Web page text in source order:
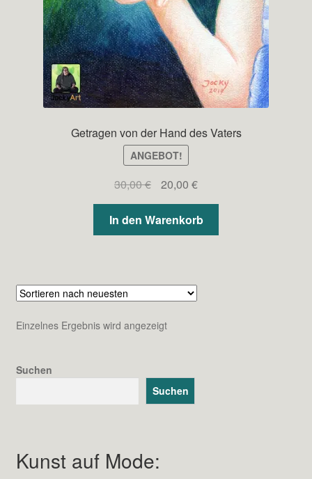
Getragen von der Hand des Vaters
ANGEBOT!
30,00€
Ursprünglicher
Preis
war:
30,00 €
20,00 €Aktueller
Preis
ist:
20,00 €.
In den Warenkorb
Einzelnes Ergebnis wird angezeigt
Suchen
Suchen
Kunst auf Mode: